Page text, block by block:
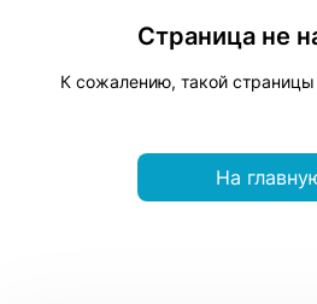
Страница не
К сожалению, такой страницы
На